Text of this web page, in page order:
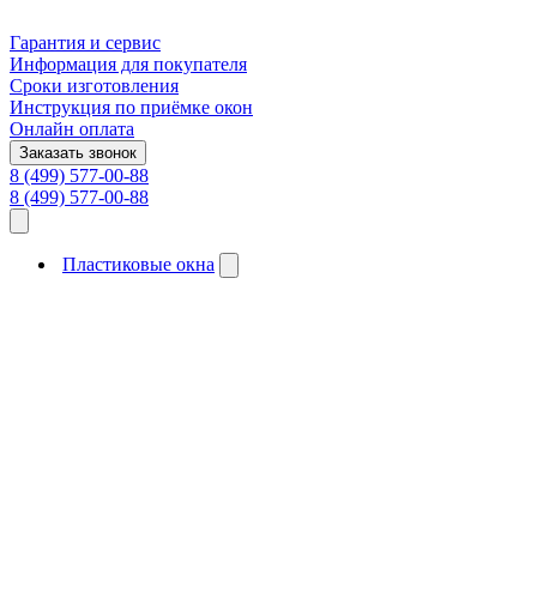
Гарантия и сервис
Информация для покупателя
Сроки изготовления
Инструкция по приёмке окон
Онлайн оплата
Заказать звонок
8 (499) 577-00-88
8 (499) 577-00-88
Пластиковые окна